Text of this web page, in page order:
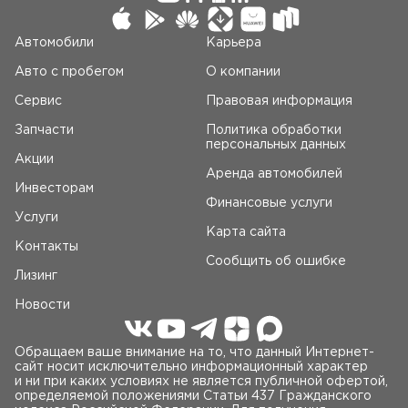
Автомобили
Авто c пробегом
Сервис
Запчасти
Акции
Инвесторам
Услуги
Контакты
Лизинг
Новости
Карьера
О компании
Правовая информация
Политика обработки
персональных данных
Аренда автомобилей
Финансовые услуги
Карта сайта
Сообщить об ошибке
Обращаем ваше внимание на то, что данный Интернет-
сайт носит исключительно информационный характер
и ни при каких условиях не является публичной офертой,
определяемой положениями Статьи 437 Гражданского